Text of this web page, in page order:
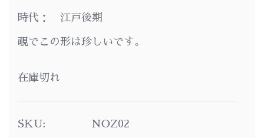
時代： 江戸後期
覗でこの形は珍しいです。
在庫切れ
SKU: NOZ02